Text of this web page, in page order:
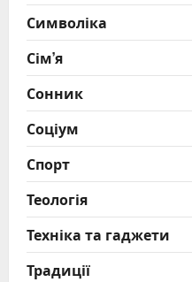
Символіка
Сім’я
Сонник
Соціум
Спорт
Теологія
Техніка та гаджети
Традиції